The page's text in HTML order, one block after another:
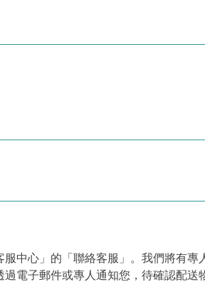
中心」的「聯絡客服」。我們將有專
電子郵件或專人通知您，待確認配送